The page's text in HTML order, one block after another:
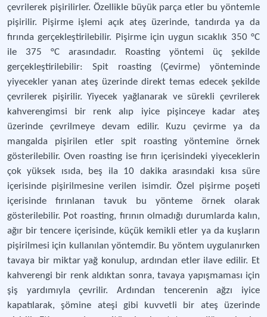
çevrilerek pişirilirler. Özellikle büyük parça etler bu yöntemle
pişirilir. Pişirme işlemi açık ateş üzerinde, tandırda ya da
fırında gerçekleştirilebilir. Pişirme için uygun sıcaklık 350 °C
ile 375 °C arasındadır. Roasting yöntemi üç şekilde
gerçekleştirilebilir: Spit roasting (Çevirme) yönteminde
yiyecekler yanan ateş üzerinde direkt temas edecek şekilde
çevrilerek pişirilir. Yiyecek yağlanarak ve sürekli çevrilerek
kahverengimsi bir renk alıp iyice pişinceye kadar ateş
üzerinde çevrilmeye devam edilir. Kuzu çevirme ya da
mangalda pişirilen etler spit roasting yöntemine örnek
gösterilebilir. Oven roasting ise fırın içerisindeki yiyeceklerin
çok yüksek ısıda, beş ila 10 dakika arasındaki kısa süre
içerisinde pişirilmesine verilen isimdir. Özel pişirme poşeti
içerisinde fırınlanan tavuk bu yönteme örnek olarak
gösterilebilir. Pot roasting, fırının olmadığı durumlarda kalın,
ağır bir tencere içerisinde, küçük kemikli etler ya da kuşların
pişirilmesi için kullanılan yöntemdir. Bu yöntem uygulanırken
tavaya bir miktar yağ konulup, ardından etler ilave edilir. Et
kahverengi bir renk aldıktan sonra, tavaya yapışmaması için
şiş yardımıyla çevrilir. Ardından tencerenin ağzı iyice
kapatılarak, şömine ateşi gibi kuvvetli bir ateş üzerinde